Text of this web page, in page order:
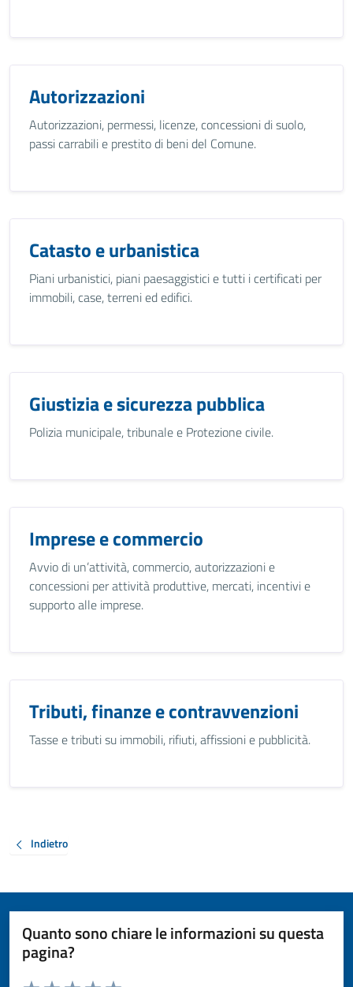
Autorizzazioni
Autorizzazioni, permessi, licenze, concessioni di suolo,
passi carrabili e prestito di beni del Comune.
Catasto e urbanistica
Piani urbanistici, piani paesaggistici e tutti i certificati per
immobili, case, terreni ed edifici.
Giustizia e sicurezza pubblica
Polizia municipale, tribunale e Protezione civile.
Imprese e commercio
Avvio di un’attività, commercio, autorizzazioni e
concessioni per attività produttive, mercati, incentivi e
supporto alle imprese.
Tributi, finanze e contravvenzioni
Tasse e tributi su immobili, rifiuti, affissioni e pubblicità.
Indietro
Quanto sono chiare le informazioni su questa
pagina?
Valuta da 1 a 5 stelle la pagina